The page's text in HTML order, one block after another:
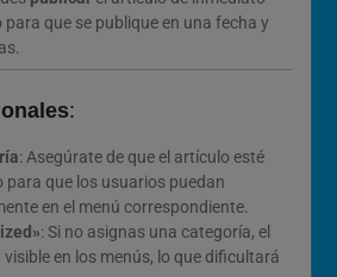
para que se publique en una fecha y
:
: Asegúrate de que el artículo esté
para que los usuarios puedan
en el menú correspondiente.
: Si no asignas una categoría, el
en los menús, lo que dificultará